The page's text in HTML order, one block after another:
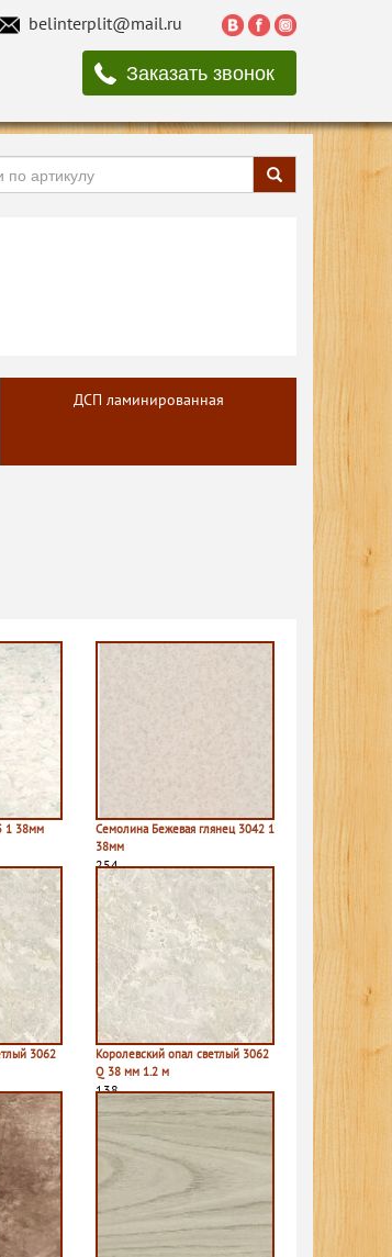
belinterplit@mail.ru
Заказать звонок
ДСП ламинированная
1 38мм
Семолина Бежевая глянец 3042 1
38мм
254
3062
Королевский опал светлый 3062
Q 38 мм 1.2 м
138